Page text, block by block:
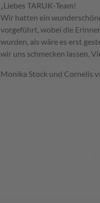
„Liebes TARUK-Team!
Wir hatten ein
vorgeführt, wobei die
wurden, als wäre es erst
wir uns schmecken lassen.
Monika Stock und Cornelis